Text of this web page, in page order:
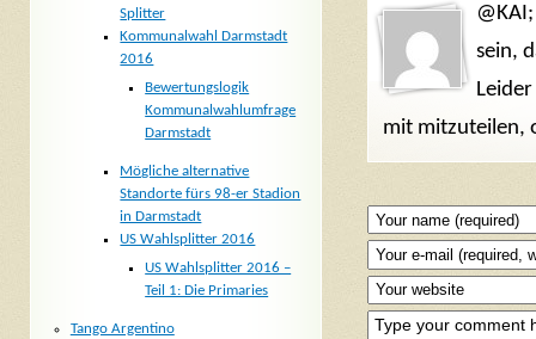
sein,
mit mitzuteilen,
Splitter
Kommunalwahl Darmstadt
2016
Bewertungslogik
Kommunalwahlumfrage
Darmstadt
Mögliche alternative
Standorte fürs 98-er Stadion
in Darmstadt
US Wahlsplitter 2016
US Wahlsplitter 2016 –
Teil 1: Die Primaries
Tango Argentino